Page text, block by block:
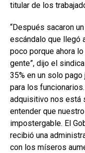
titular de los
“Después sacaron
escándalo que llegó
poco porque ahora
gente”, dijo el
35% en un solo
para los
adquisitivo nos está
entender que
impostergable. El
recibió una
con los míseros